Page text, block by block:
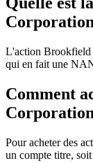
L'action Brookfield
qui en fait une
Comment
Pour acheter des
un compte titre,